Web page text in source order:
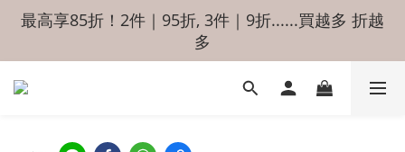
最高享85折！2件｜95折, 3件｜9折......買越多 折越
多